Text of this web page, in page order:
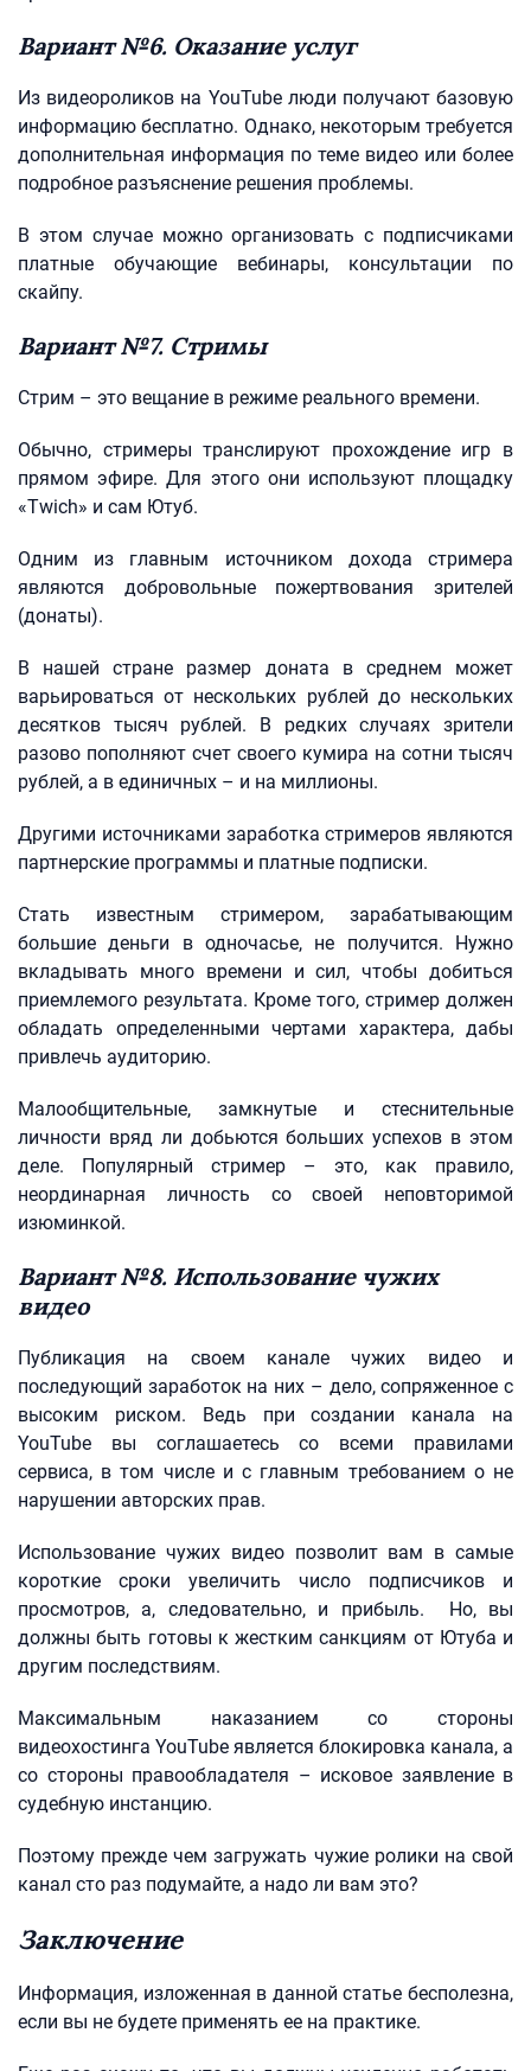
Вариант №6. Оказание услуг
Из видеороликов на YouTube люди получают базовую
информацию бесплатно. Однако, некоторым требуется
дополнительная информация по теме видео или более
подробное разъяснение решения проблемы.
В этом случае можно организовать с подписчиками
платные обучающие вебинары, консультации по
скайпу.
Вариант №7. Стримы
Стрим – это вещание в режиме реального времени.
Обычно, стримеры транслируют прохождение игр в
прямом эфире. Для этого они используют площадку
«Twich» и сам Ютуб.
Одним из главным источником дохода стримера
являются добровольные пожертвования зрителей
(донаты).
В нашей стране размер доната в среднем может
варьироваться от нескольких рублей до нескольких
десятков тысяч рублей. В редких случаях зрители
разово пополняют счет своего кумира на сотни тысяч
рублей, а в единичных – и на миллионы.
Другими источниками заработка стримеров являются
партнерские программы и платные подписки.
Стать известным стримером, зарабатывающим
большие деньги в одночасье, не получится. Нужно
вкладывать много времени и сил, чтобы добиться
приемлемого результата. Кроме того, стример должен
обладать определенными чертами характера, дабы
привлечь аудиторию.
Малообщительные, замкнутые и стеснительные
личности вряд ли добьются больших успехов в этом
деле. Популярный стример – это, как правило,
неординарная личность со своей неповторимой
изюминкой.
Вариант №8. Использование чужих
видео
Публикация на своем канале чужих видео и
последующий заработок на них – дело, сопряженное с
высоким риском. Ведь при создании канала на
YouTube вы соглашаетесь со всеми правилами
сервиса, в том числе и с главным требованием о не
нарушении авторских прав.
Использование чужих видео позволит вам в самые
короткие сроки увеличить число подписчиков и
просмотров, а, следовательно, и прибыль. Но, вы
должны быть готовы к жестким санкциям от Ютуба и
другим последствиям.
Максимальным наказанием со стороны
видеохостинга YouTube является блокировка канала, а
со стороны правообладателя – исковое заявление в
судебную инстанцию.
Поэтому прежде чем загружать чужие ролики на свой
канал сто раз подумайте, а надо ли вам это?
Заключение
Информация, изложенная в данной статье бесполезна,
если вы не будете применять ее на практике.